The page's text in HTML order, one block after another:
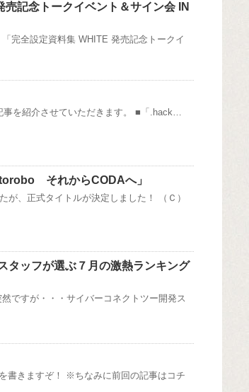
売記念トークイベント＆サイン会 IN
完全設定資料集 WHITE 発売記念トークイ
事を紹介させていただきます。 ■「.hack…
それからCODAへ」
が、正式タイトルが決定しました！ （Ｃ）
タッフが選ぶ７月の激熱ランキング
ですが・・・サイバーコネクトツー開発ス
書きますぞ！ ※ちなみに前回の記事はコチ